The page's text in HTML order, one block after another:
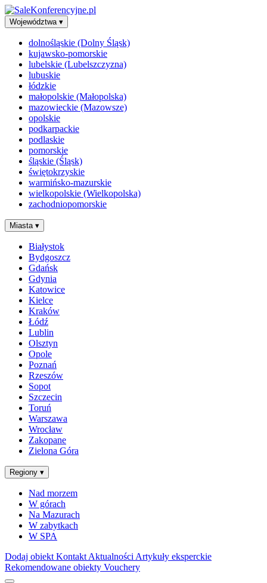
Województwa ▾
dolnośląskie (Dolny Śląsk)
kujawsko-pomorskie
lubelskie (Lubelszczyzna)
lubuskie
łódzkie
małopolskie (Małopolska)
mazowieckie (Mazowsze)
opolskie
podkarpackie
podlaskie
pomorskie
śląskie (Śląsk)
świętokrzyskie
warmińsko-mazurskie
wielkopolskie (Wielkopolska)
zachodniopomorskie
Miasta ▾
Białystok
Bydgoszcz
Gdańsk
Gdynia
Katowice
Kielce
Kraków
Łódź
Lublin
Olsztyn
Opole
Poznań
Rzeszów
Sopot
Szczecin
Toruń
Warszawa
Wrocław
Zakopane
Zielona Góra
Regiony ▾
Nad morzem
W górach
Na Mazurach
W zabytkach
W SPA
Dodaj obiekt Kontakt Aktualności Artykuły eksperckie
Rekomendowane obiekty Vouchery